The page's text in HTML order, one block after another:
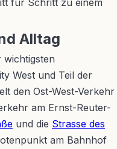
für Schritt zu einem
Alltag
wichtigsten
West und Teil der
den Ost-West-Verkehr
am Ernst-Reuter-
und die Strasse des
am Bahnhof